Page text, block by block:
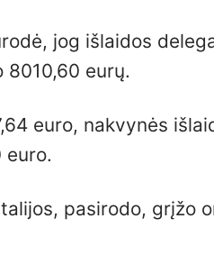
jog išlaidos
eurų.
euro, nakvynės
euro.
pasirodo, grįžo